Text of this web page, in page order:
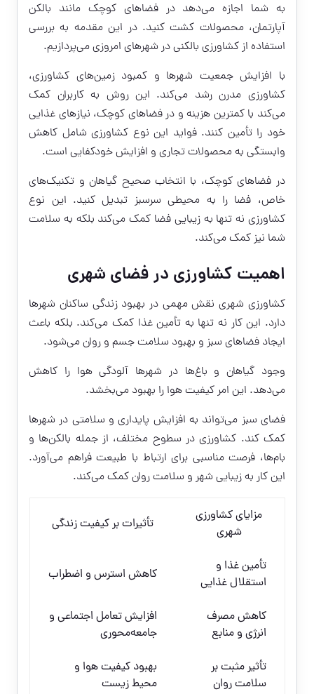
به شما اجازه می‌دهد در فضاهای کوچک مانند بالکن
آپارتمان، محصولات کشت کنید. در این مقدمه به بررسی
استفاده از کشاورزی بالکنی در شهرهای امروزی می‌پردازیم.
با افزایش جمعیت شهرها و کمبود زمین‌های کشاورزی،
کشاورزی مدرن رشد می‌کند. این روش به کاربران کمک
می‌کند با کمترین هزینه و در فضاهای کوچک، نیازهای غذایی
خود را تأمین کنند. فواید این نوع کشاورزی شامل کاهش
وابستگی به محصولات تجاری و افزایش خودکفایی است.
در فضاهای کوچک، با انتخاب صحیح گیاهان و تکنیک‌های
خاص، فضا را به محیطی سرسبز تبدیل کنید. این نوع
کشاورزی نه تنها به زیبایی فضا کمک می‌کند بلکه به سلامت
شما نیز کمک می‌کند.
اهمیت کشاورزی در فضای شهری
کشاورزی شهری نقش مهمی در بهبود زندگی ساکنان شهرها
دارد. این کار نه تنها به تأمین غذا کمک می‌کند. بلکه باعث
ایجاد فضاهای سبز و بهبود سلامت جسم و روان می‌شود.
وجود گیاهان و باغ‌ها در شهرها آلودگی هوا را کاهش
می‌دهد. این امر کیفیت هوا را بهبود می‌بخشد.
فضای سبز می‌تواند به افزایش پایداری و سلامتی در شهرها
کمک کند. کشاورزی در سطوح مختلف، از جمله بالکن‌ها و
بام‌ها، فرصت مناسبی برای ارتباط با طبیعت فراهم می‌آورد.
این کار به زیبایی شهر و سلامت روان کمک می‌کند.
مزایای کشاورزی
شهری
تأثیرات بر کیفیت زندگی
تأمین غذا و
استقلال غذایی
کاهش استرس و اضطراب
کاهش مصرف
انرژی و منابع
افزایش تعامل اجتماعی و
جامعه‌محوری
تأثیر مثبت بر
سلامت روان
بهبود کیفیت هوا و
محیط زیست